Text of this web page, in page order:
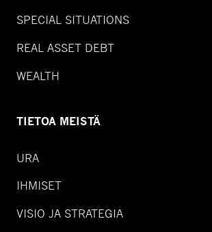
SPECIAL SITUATIONS
REAL ASSET DEBT
WEALTH
TIETOA MEISTÄ
URA
IHMISET
VISIO JA STRATEGIA